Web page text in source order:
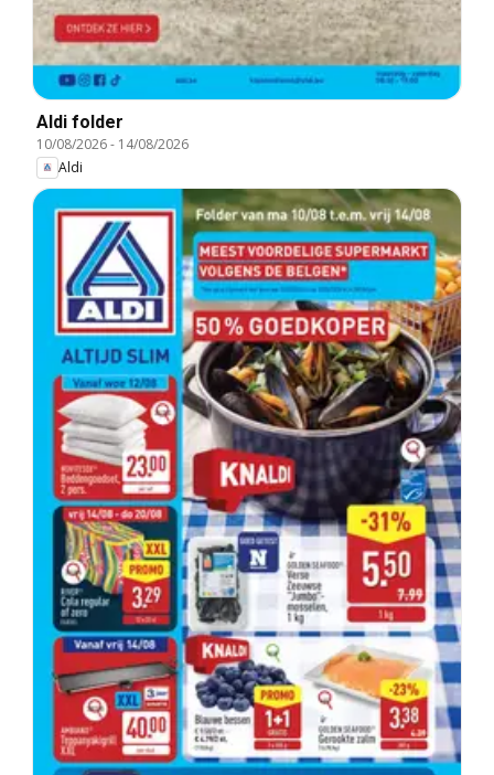
Aldi folder
10/08/2026- 14/08/2026
Aldi